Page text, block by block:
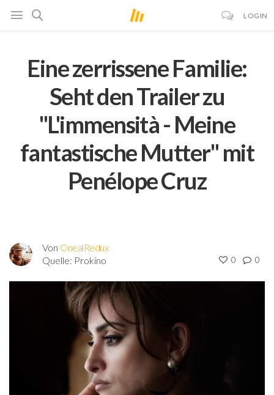
LOGIN
Eine zerrissene Familie:
Seht den Trailer zu
"L'immensità - Meine
fantastische Mutter" mit
Penélope Cruz
Von OnealRedux
Quelle: Prokino 0 0